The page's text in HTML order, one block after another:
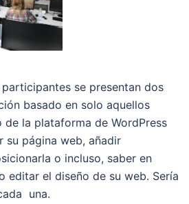
se presentan dos
basado en solo aquellos
de la plataforma de WordPress
su página web, añadir
o incluso, saber en
editar el diseño de su web. Sería
una.